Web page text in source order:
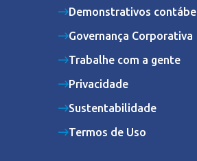
Demonstrativos
Governança Corporativa
Trabalhe com a gente
Privacidade
Sustentabilidade
Termos de Uso